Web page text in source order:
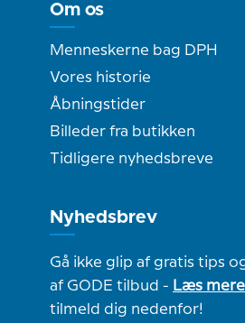
Om os
Menneskerne bag DPH
Vores historie
Åbningstider
Billeder fra butikken
Tidligere nyhedsbreve
Nyhedsbrev
Gå ikke glip af gratis tips
af GODE tilbud - Læs
tilmeld dig nedenfor!